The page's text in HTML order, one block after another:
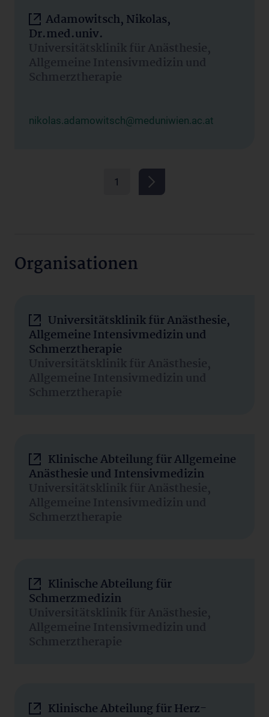
Adamowitsch, Nikolas,
Dr.med.univ.
Universitätsklinik für Anästhesie,
Allgemeine Intensivmedizin und
Schmerztherapie
nikolas.adamowitsch@meduniwien.ac.at
1
Organisationen
Universitätsklinik für Anästhesie,
Allgemeine Intensivmedizin und
Schmerztherapie
Universitätsklinik für Anästhesie,
Allgemeine Intensivmedizin und
Schmerztherapie
Klinische Abteilung für Allgemeine
Anästhesie und Intensivmedizin
Universitätsklinik für Anästhesie,
Allgemeine Intensivmedizin und
Schmerztherapie
Klinische Abteilung für
Schmerzmedizin
Universitätsklinik für Anästhesie,
Allgemeine Intensivmedizin und
Schmerztherapie
Klinische Abteilung für Herz-